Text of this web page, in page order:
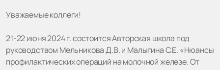
Уважаемые коллеги!
21-22 июня 2024 г. состоится Авторская школа под
руководством Мельникова Д.В. и Малыгина С.Е. «Нюансы
профилактических операций на молочной железе. От